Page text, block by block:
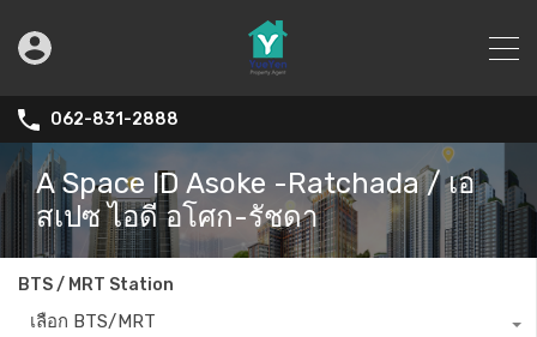
062-831-2888
A Space ID Asoke -Ratchada / เอ
สเปซ ไอดี อโศก-รัชดา
BTS / MRT Station
เลือก BTS/MRT